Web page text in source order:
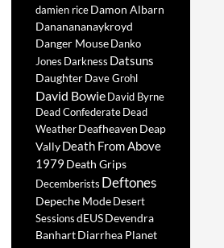
damien riceDamon Albarn
Dananananaykroyd
Danger MouseDanko
Jones Darkness Datsuns
DaughterDave Grohl
David BowieDavid Byrne
Dead ConfederateDead
WeatherDeafheaven Deap
VallyDeath From Above
1979 Death Grips
Decemberists Deftones
Depeche ModeDesert
SessionsdEUSDevendra
BanhartDiarrhea Planet